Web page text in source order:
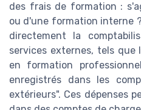
des frais de formation :
ou d'une formation interne
directement la
services externes, tels que
en formation
enregistrés dans les
extérieurs". Ces dépenses